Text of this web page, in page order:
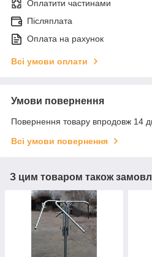
Оплатити частинами
Післяплата
Оплата на рахунок
Всі умови оплати
Умови повернення
Повернення товару впродовж 14
Всі умови повернення
З цим товаром також